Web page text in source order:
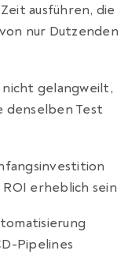
ausführen, die
nur Dutzenden
nicht gelangweilt,
denselben Test
erheblich sein
Pipelines